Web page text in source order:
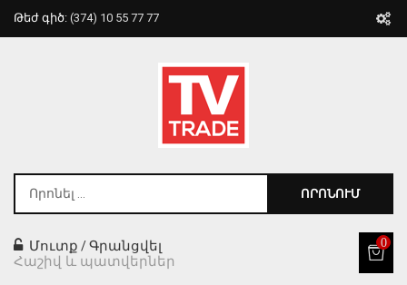
Թեժ գիծ: (374) 10 55 77 77
ՈՐՈՆՈՒՄ
Մուտք /Գրանցվել
Հաշիվ և պատվերներ
0